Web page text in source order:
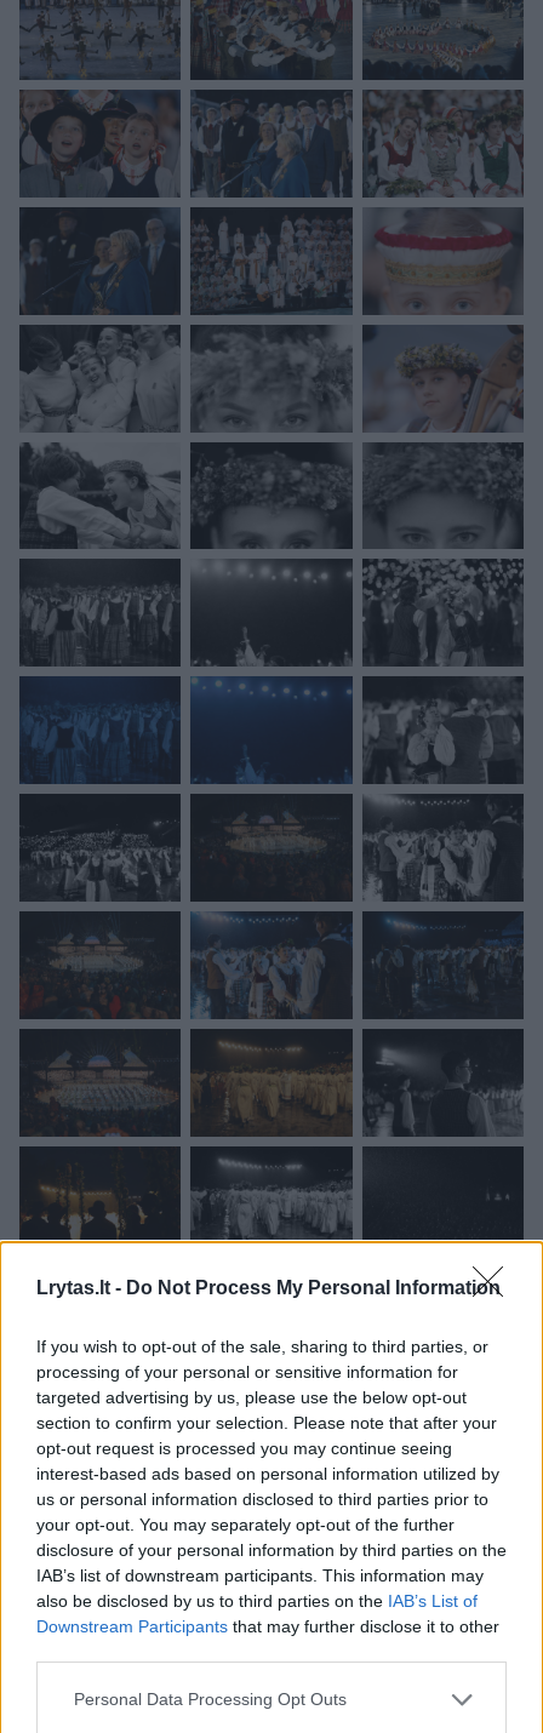
Lrytas.lt - Do Not Process My Personal Information
If you wish to opt-out of the sale, sharing to third parties, or
processing of your personal or sensitive information for
targeted advertising by us, please use the below opt-out
section to confirm your selection. Please note that after your
opt-out request is processed you may continue seeing
interest-based ads based on personal information utilized by
us or personal information disclosed to third parties prior to
your opt-out. You may separately opt-out of the further
disclosure of your personal information by third parties on the
IAB’s list of downstream participants. This information may
also be disclosed by us to third parties on the IAB’s List of
Downstream Participants that may further disclose it to other
Personal Data Processing Opt Outs